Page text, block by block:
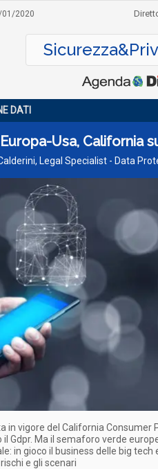
01/2020
DATI
Usa, California
Legal Specialist - Data
in vigore del California Consumer
il Gdpr. Ma il semaforo verde
in gioco il business delle big
e gli scenari